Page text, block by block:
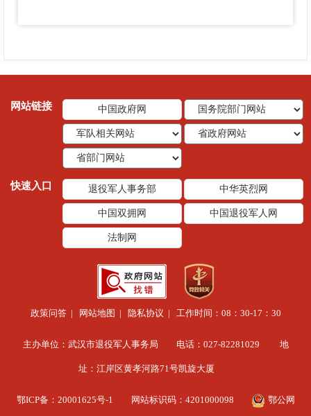
网站链接 中国政府网
快速入口 退役军人事务部 中华英烈网
中国双拥网 中国退役军人网
法制网
政策问答| 网站地图 | 隐私协议 | 工作时间：08：30-17：30
主办单位：武汉市退役军人事务局 电话：027-82281029 地
址：江岸区黄孝河路71号凯旋大厦
鄂ICP备：20001625号-1 网站标识码：4201000098 鄂公网